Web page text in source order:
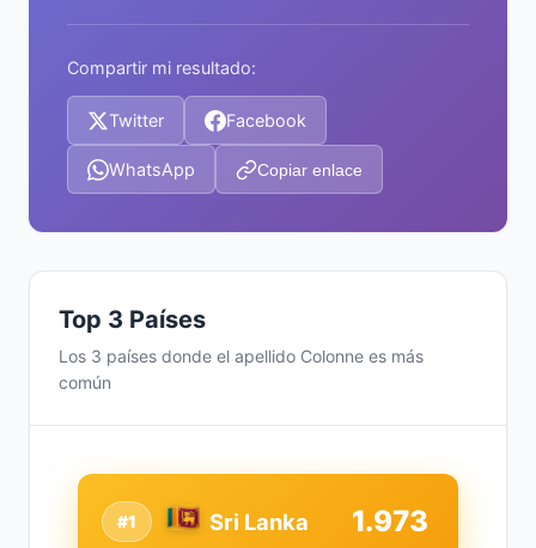
Compartir mi resultado:
Twitter Facebook
WhatsApp Copiar enlace
Top 3 Países
Los 3 países donde el apellido Colonne es más
común
#1 Sri Lanka 1.973